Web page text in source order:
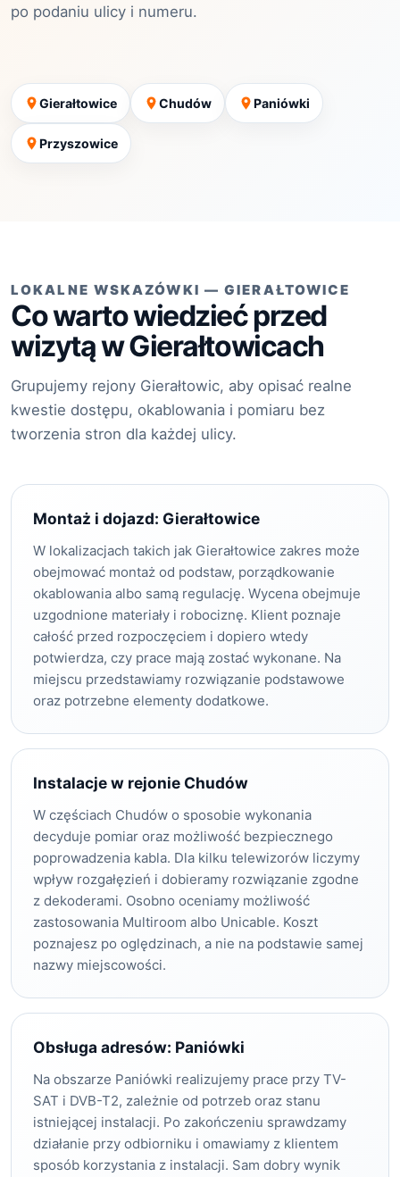
po podaniu ulicy i numeru.
Gierałtowice Chudów Paniówki
Przyszowice
LOKALNE WSKAZÓWKI — GIERAŁTOWICE
Co warto wiedzieć przed
wizytą w Gierałtowicach
Grupujemy rejony Gierałtowic, aby opisać realne
kwestie dostępu, okablowania i pomiaru bez
tworzenia stron dla każdej ulicy.
Montaż i dojazd: Gierałtowice
W lokalizacjach takich jak Gierałtowice zakres może
obejmować montaż od podstaw, porządkowanie
okablowania albo samą regulację. Wycena obejmuje
uzgodnione materiały i robociznę. Klient poznaje
całość przed rozpoczęciem i dopiero wtedy
potwierdza, czy prace mają zostać wykonane. Na
miejscu przedstawiamy rozwiązanie podstawowe
oraz potrzebne elementy dodatkowe.
Instalacje w rejonie Chudów
W częściach Chudów o sposobie wykonania
decyduje pomiar oraz możliwość bezpiecznego
poprowadzenia kabla. Dla kilku telewizorów liczymy
wpływ rozgałęzień i dobieramy rozwiązanie zgodne
z dekoderami. Osobno oceniamy możliwość
zastosowania Multiroom albo Unicable. Koszt
poznajesz po oględzinach, a nie na podstawie samej
nazwy miejscowości.
Obsługa adresów: Paniówki
Na obszarze Paniówki realizujemy prace przy TV-
SAT i DVB-T2, zależnie od potrzeb oraz stanu
istniejącej instalacji. Po zakończeniu sprawdzamy
działanie przy odbiorniku i omawiamy z klientem
sposób korzystania z instalacji. Sam dobry wynik